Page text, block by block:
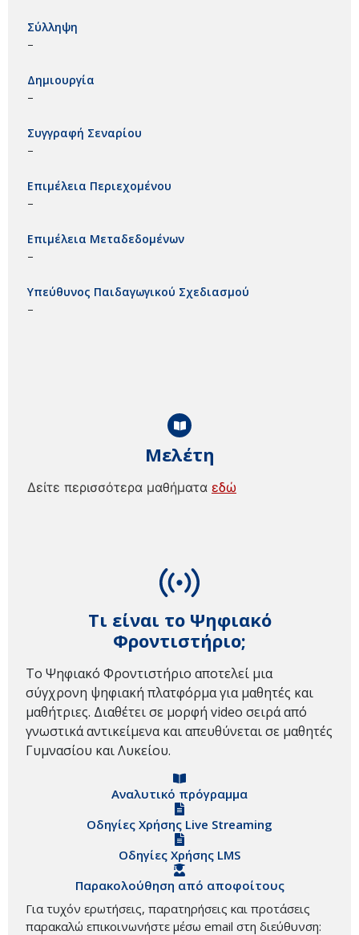
Τι είναι το Ψηφιακό
Φροντιστήριο;
Το Ψηφιακό Φροντιστήριο αποτελεί μια
σύγχρονη ψηφιακή πλατφόρμα για μαθητές και
μαθήτριες. Διαθέτει σε μορφή video σειρά από
γνωστικά αντικείμενα και απευθύνεται σε μαθητές
Γυμνασίου και Λυκείου.
Αναλυτικό πρόγραμμα
Οδηγίες Χρήσης Live Streaming
Οδηγίες Χρήσης LMS
Παρακολούθηση από αποφοίτους
Για τυχόν ερωτήσεις, παρατηρήσεις και προτάσεις
παρακαλώ επικοινωνήστε μέσω email στη διεύθυνση:
Μελέτη
Δείτε περισσότερα μαθήματα εδώ
Σύλληψη
–
Δημιουργία
–
Συγγραφή Σεναρίου
–
Επιμέλεια Περιεχομένου
–
Επιμέλεια Μεταδεδομένων
–
Υπεύθυνος Παιδαγωγικού Σχεδιασμού
–